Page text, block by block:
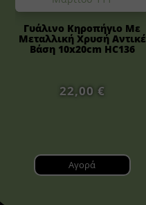
Γυάλινο Κηροπήγιο Με
Μεταλλική Χρυσή Αντικέ
Βάση 10x20cm HC136
22,00 €
Αγορά